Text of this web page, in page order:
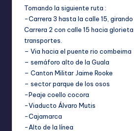
Tomando la siguiente ruta :
-Carrera 3 hasta la calle 15,
Carrera 2 con calle 15 hacia
transportes.
– Via hacia el puente rio combeima
– semáforo alto de la Guala
– Canton Militar Jaime Rooke
– sector parque de los osos
-Peaje coello cocora
-Viaducto Álvaro Mutis
-Cajamarca
-Alto de la línea